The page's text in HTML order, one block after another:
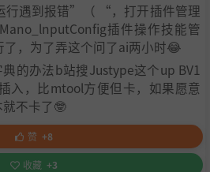
行遇到报错”（ “，打开插件管理
插件操作技能管
，为了弄这个问了ai两小时😂
的办法b站搜Justype这个up BV1
入，比mtool方便但卡，如果愿意
不卡了🤓
赞 +8
收藏 +3